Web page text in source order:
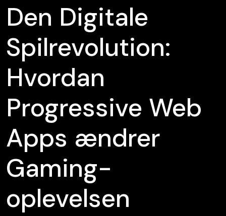
Den Digitale
Spilrevolution:
Hvordan
Progressive Web
Apps ændrer
Gaming-
oplevelsen